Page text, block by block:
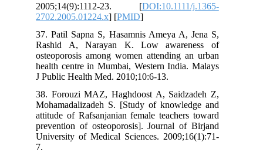
2005;14(9):1112-23. [DOI:10.1111/j.1365-
2702.2005.01224.x] [PMID
37. Patil Sapna S, Hasamnis Ameya A, Jena S,
Rashid A, Narayan K. Low awareness of
osteoporosis among women attending an urban
health centre in Mumbai, Western India. Malays
J Public Health Med. 2010;10:6-13.
38. Forouzi MAZ, Haghdoost A, Saidzadeh Z,
Mohamadalizadeh S. [Study of knowledge and
attitude of Rafsanjanian female teachers toward
prevention of osteoporosis]. Journal of Birjand
University of Medical Sciences. 2009;16(1):71-